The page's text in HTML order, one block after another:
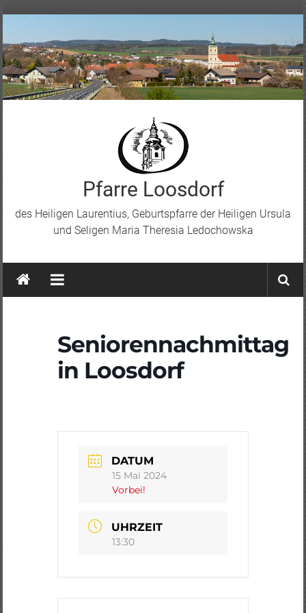
Pfarre Loosdorf
des Heiligen Laurentius, Geburtspfarre der Heiligen Ursula
und Seligen Maria Theresia Ledochowska
Seniorennachmittag
in Loosdorf
DATUM
15 Mai 2024
Vorbei!
UHRZEIT
13:30